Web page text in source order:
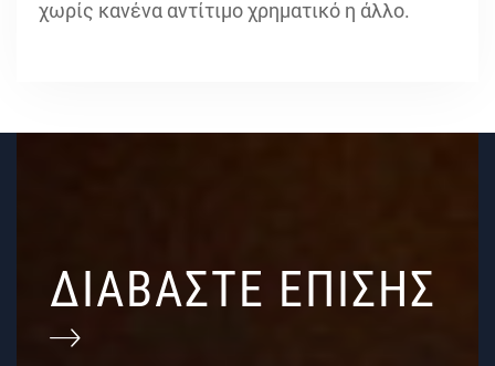
χωρίς κανένα αντίτιμο χρηματικό η άλλο.
ΔΙΑΒΑΣΤΕ ΕΠΙΣΗΣ